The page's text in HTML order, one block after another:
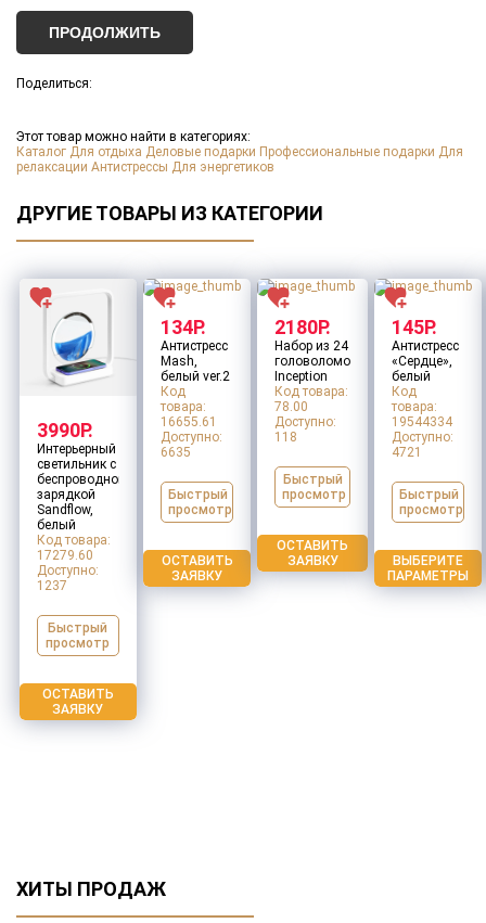
ПРОДОЛЖИТЬ
Поделиться:
Этот товар можно найти в категориях:
Каталог Для отдыха Деловые подарки Профессиональные подарки Для
релаксации Антистрессы Для энергетиков
ДРУГИЕ ТОВАРЫ ИЗ КАТЕГОРИИ
3990Р.
Интерьерный
светильник с
беспроводной
зарядкой
Sandflow,
белый
Код товара:
17279.60
Доступно:
1237
Быстрый
просмотр
ОСТАВИТЬ
ЗАЯВКУ
134Р.
Антистресс
Mash,
белый ver.2
Код
товара:
16655.61
Доступно:
6635
Быстрый
просмотр
ОСТАВИТЬ
ЗАЯВКУ
2180Р.
Набор из 24
головоломок
Inception
Код товара:
78.00
Доступно:
118
Быстрый
просмотр
ОСТАВИТЬ
ЗАЯВКУ
145Р.
Антистресс
«Сердце»,
белый
Код
товара:
19544334
Доступно:
4721
Быстрый
просмотр
ВЫБЕРИТЕ
ПАРАМЕТРЫ
ХИТЫ ПРОДАЖ
*
Оставить заявку
1 2
Тираж
Заполните все обязательные поля